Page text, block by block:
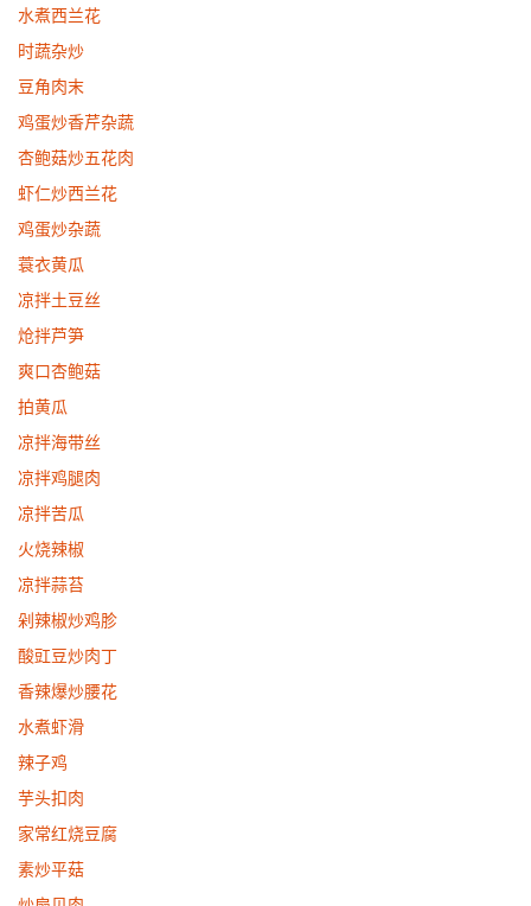
水煮西兰花
时蔬杂炒
豆角肉末
鸡蛋炒香芹杂蔬
杏鲍菇炒五花肉
虾仁炒西兰花
鸡蛋炒杂蔬
蓑衣黄瓜
凉拌土豆丝
炝拌芦笋
爽口杏鲍菇
拍黄瓜
凉拌海带丝
凉拌鸡腿肉
凉拌苦瓜
火烧辣椒
凉拌蒜苔
剁辣椒炒鸡胗
酸豇豆炒肉丁
香辣爆炒腰花
水煮虾滑
辣子鸡
芋头扣肉
家常红烧豆腐
素炒平菇